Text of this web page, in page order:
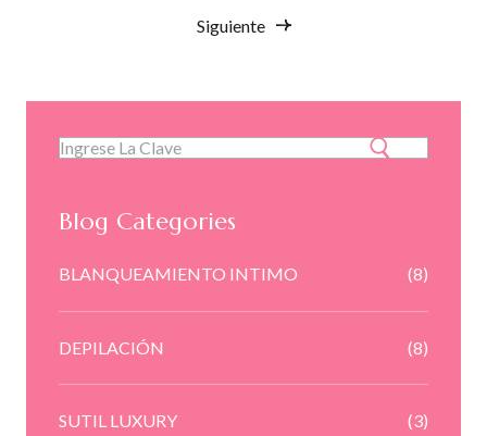
Siguiente
Blog Categories
BLANQUEAMIENTO INTIMO (8)
DEPILACIÓN (8)
SUTIL LUXURY (3)